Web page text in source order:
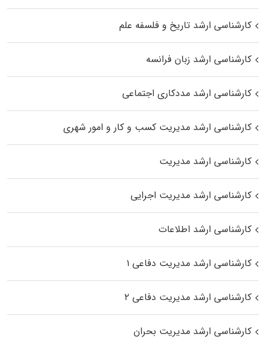
کارشناسی ارشد تاریخ و فلسفه علم
کارشناسی ارشد زبان فرانسه
کارشناسی ارشد مددکاری اجتماعی
کارشناسی ارشد مدیریت کسب و کار و امور شهری
کارشناسی ارشد مدیریت
کارشناسی ارشد مدیریت اجرایی
کارشناسی ارشد اطلاعات
کارشناسی ارشد مدیریت دفاعی ۱
کارشناسی ارشد مدیریت دفاعی ۲
کارشناسی ارشد مدیریت بحران